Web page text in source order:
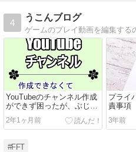
4
うこんブログ
YouTubeのチャンネル作成
ができず困ったが、ぶじに
解決！
2年1ヶ月前
プライ
責事項
3年前
#FFT